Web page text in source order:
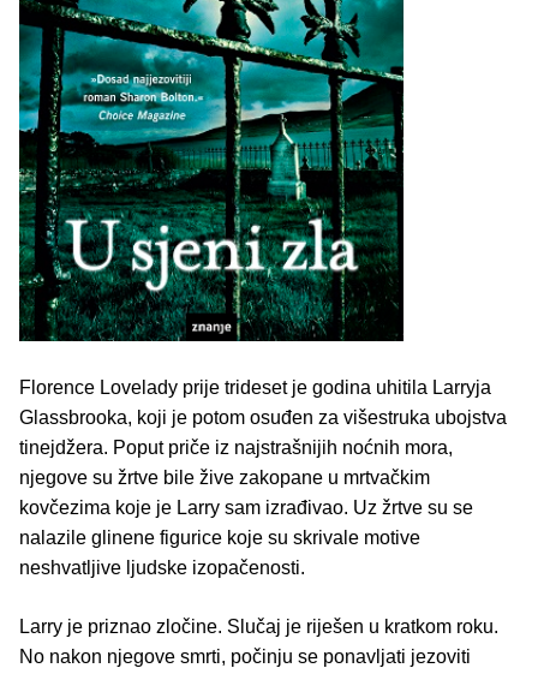
Florence Lovelady prije trideset je godina uhitila Larryja
Glassbrooka, koji je potom osuđen za višestruka ubojstva
tinejdžera. Poput priče iz najstrašnijih noćnih mora,
njegove su žrtve bile žive zakopane u mrtvačkim
kovčezima koje je Larry sam izrađivao. Uz žrtve su se
nalazile glinene figurice koje su skrivale motive
neshvatljive ljudske izopačenosti.
Larry je priznao zločine. Slučaj je riješen u kratkom roku.
No nakon njegove smrti, počinju se ponavljati jezoviti